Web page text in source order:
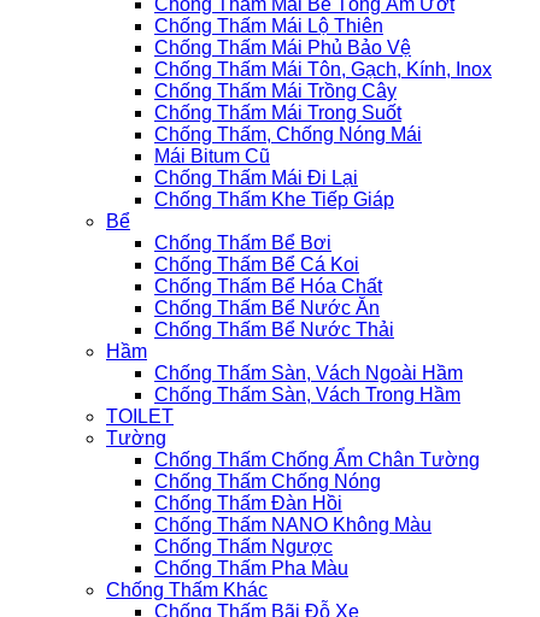
Chống Thấm Mái Bê Tông Ẩm Ướt
Chống Thấm Mái Lộ Thiên
Chống Thấm Mái Phủ Bảo Vệ
Chống Thấm Mái Tôn, Gạch, Kính, Inox
Chống Thấm Mái Trồng Cây
Chống Thấm Mái Trong Suốt
Chống Thấm, Chống Nóng Mái
Mái Bitum Cũ
Chống Thấm Mái Đi Lại
Chống Thấm Khe Tiếp Giáp
Bể
Chống Thấm Bể Bơi
Chống Thấm Bể Cá Koi
Chống Thấm Bể Hóa Chất
Chống Thấm Bể Nước Ăn
Chống Thấm Bể Nước Thải
Hầm
Chống Thấm Sàn, Vách Ngoài Hầm
Chống Thấm Sàn, Vách Trong Hầm
TOILET
Tường
Chống Thấm Chống Ẩm Chân Tường
Chống Thấm Chống Nóng
Chống Thấm Đàn Hồi
Chống Thấm NANO Không Màu
Chống Thấm Ngược
Chống Thấm Pha Màu
Chống Thấm Khác
Chống Thấm Bãi Đỗ Xe